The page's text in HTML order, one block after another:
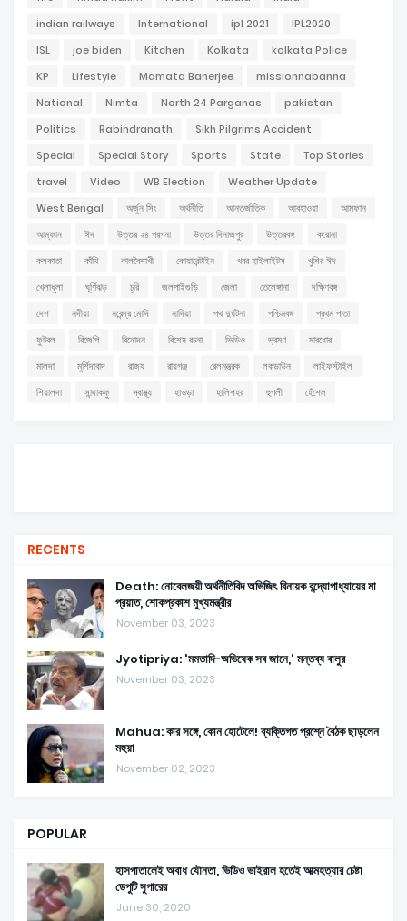
indian railways
International ipl 2021
IPL2020
ISL
joe biden Kitchen Kolkata
kolkata Police
KP
Lifestyle Mamata Banerjee
missionnabanna
National
Nimta North 24 Parganas
pakistan
Politics
Rabindranath
Sikh Pilgrims Accident
Special
Special Story Sports State
Top Stories
travel
Video WB Election
Weather Update
West Bengal
অর্জুন সিং অর্থনীতি আন্তর্জাতিক আবহাওয়া
আমফান
আম্ফান
ঈদ উত্তর ২৪ পরগনা উত্তর দিনাজপুর উত্তরবঙ্গ
করোনা
কলকাতা
কাঁথি কালবৈশাখী কোয়ারেন্টাইন খবর হাইলাইটস
খুশির ঈদ
খেলাধুলা
ঘূর্ণিঝড় চুরি জলপাইগুড়ি জেলা তেলেঙ্গানা
দক্ষিণবঙ্গ
দেশ
নদীয়া নরেন্দ্র মোদি নাদিয়া পথ দুর্ঘটনা পশ্চিমবঙ্গ
প্রথম পাতা
ফুটবল
বিজেপি বিনোদন বিশেষ রচনা ভিডিও ভ্রমণ
মারধোর
মালদা
মুর্শিদাবাদ রাজ্য রায়গঞ্জ রেলমন্ত্রক লকডাউন
লাইফস্টাইল
শিয়ালদা
সান্দাকফু স্বাস্থ্য হাওড়া হালিশহর হুগলী হেঁশেল
RECENTS
Death: নোবেলজয়ী অর্থনীতিবিদ অভিজিৎ বিনায়ক বন্দ্যোপাধ্যায়ের মা
প্রয়াত, শোকপ্রকাশ মুখ্যমন্ত্রীর
November 03, 2023
Jyotipriya: 'মমতাদি-অভিষেক সব জানে,' মন্তব্য বালুর
November 03, 2023
Mahua: কার সঙ্গে, কোন হোটেলে! ব্যক্তিগত প্রশ্নে বৈঠক ছাড়লেন
মহুয়া
November 02, 2023
POPULAR
হাসপাতালেই অবাধ যৌনতা, ভিডিও ভাইরাল হতেই আত্মহত্যার চেষ্টা
ডেপুটি সুপারের
June 30, 2020